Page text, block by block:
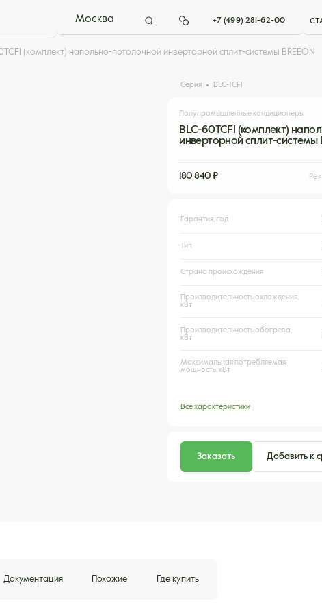
Москва +7 (499) 281-62-00
(комплект) напольно-потолочной инверторной сплит-системы BREEON
Серия BLC-TCFI
Полупромышленные кондиционеры
BLC-60TCFI (комплект)
инверторной сплит-системы
180 840 ₽
Гарантия, год
Тип
Страна происхождения
Производительность охлаждения,
кВт
Производительность обогрева,
кВт
Максимальная потребляемая
мощность, кВт
Все характеристики
Заказать Добавить к
Документация Похожие Где купить